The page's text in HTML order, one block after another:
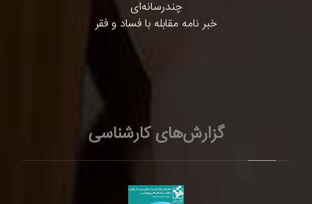
چندرسانه‌ای
خبر نامه مقابله با فساد و فقر
گزارش‌های کارشناسی